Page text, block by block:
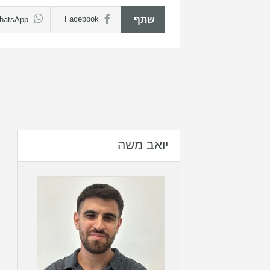
שתף Facebook
יואב משה